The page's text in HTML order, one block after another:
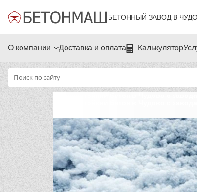
БЕТОННЫЙ ЗАВОД В
О компании Доставка и оплата Калькулятор